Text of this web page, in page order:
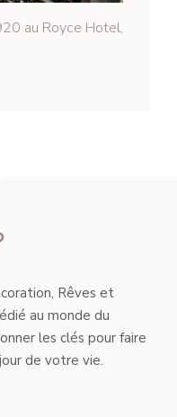
au Royce Hotel,
Rêves et
au monde du
les clés pour faire
de votre vie.